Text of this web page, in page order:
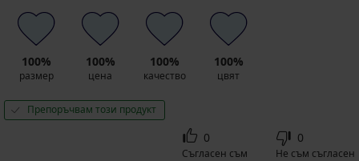
100%
размер
100%
цена
100%
качество
100%
цвят
Препоръчвам този продукт
0
Съгласен съм
0
Не съм съгласен